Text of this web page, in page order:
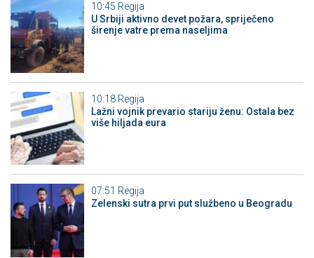
10:45 Regija
U Srbiji aktivno devet požara, spriječeno
širenje vatre prema naseljima
10:18 Regija
Lažni vojnik prevario stariju ženu: Ostala bez
više hiljada eura
07:51 Regija
Zelenski sutra prvi put službeno u Beogradu